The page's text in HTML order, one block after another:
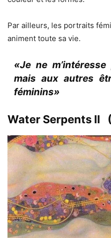
Par ailleurs, les portraits
animent toute sa vie.
«Je ne
mais aux autres
féminins»
Water Serpents II